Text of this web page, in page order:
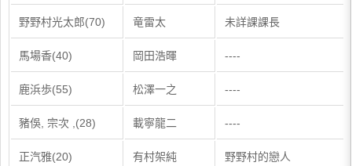
野野村光太郎(70) 竜雷太 未詳課課長
馬場香(40) 岡田浩暉 ----
鹿浜歩(55) 松澤一之 ----
豬俁, 宗次 ,(28) 載寧龍二 ----
正汽雅(20) 有村架純 野野村的戀人